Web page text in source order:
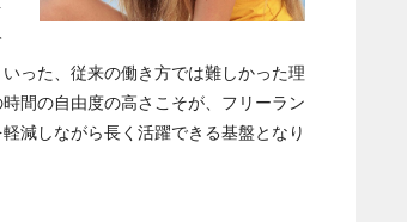
った、従来の働き方では難しかった理
間の自由度の高さこそが、フリーラン
減しながら長く活躍できる基盤となり